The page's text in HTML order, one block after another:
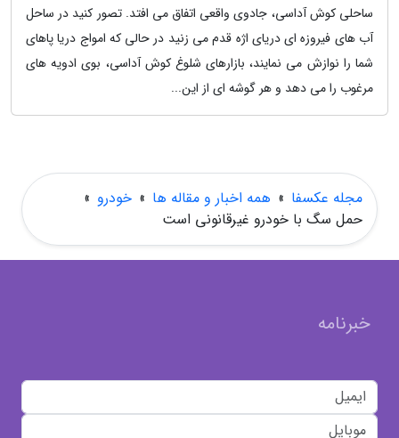
ساحلی کوش آداسی، جادوی واقعی اتفاق می افتد. تصور کنید در ساحل
آب های فیروزه ای دریای اژه قدم می زنید در حالی که امواج دریا پاهای
شما را نوازش می نمایند، بازارهای شلوغ کوش آداسی، بوی ادویه های
مرغوب را می دهد و هر گوشه ای از این...
مجله عکسفا » همه اخبار و مقاله ها » خودرو »
حمل سگ با خودرو غیرقانونی است
خبرنامه